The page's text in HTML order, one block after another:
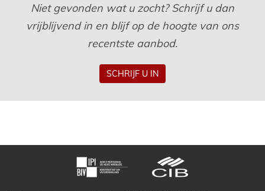
Niet gevonden wat u zocht? Schrijf u dan
vrijblijvend in en blijf op de hoogte van ons
recentste aanbod.
SCHRIJF U IN